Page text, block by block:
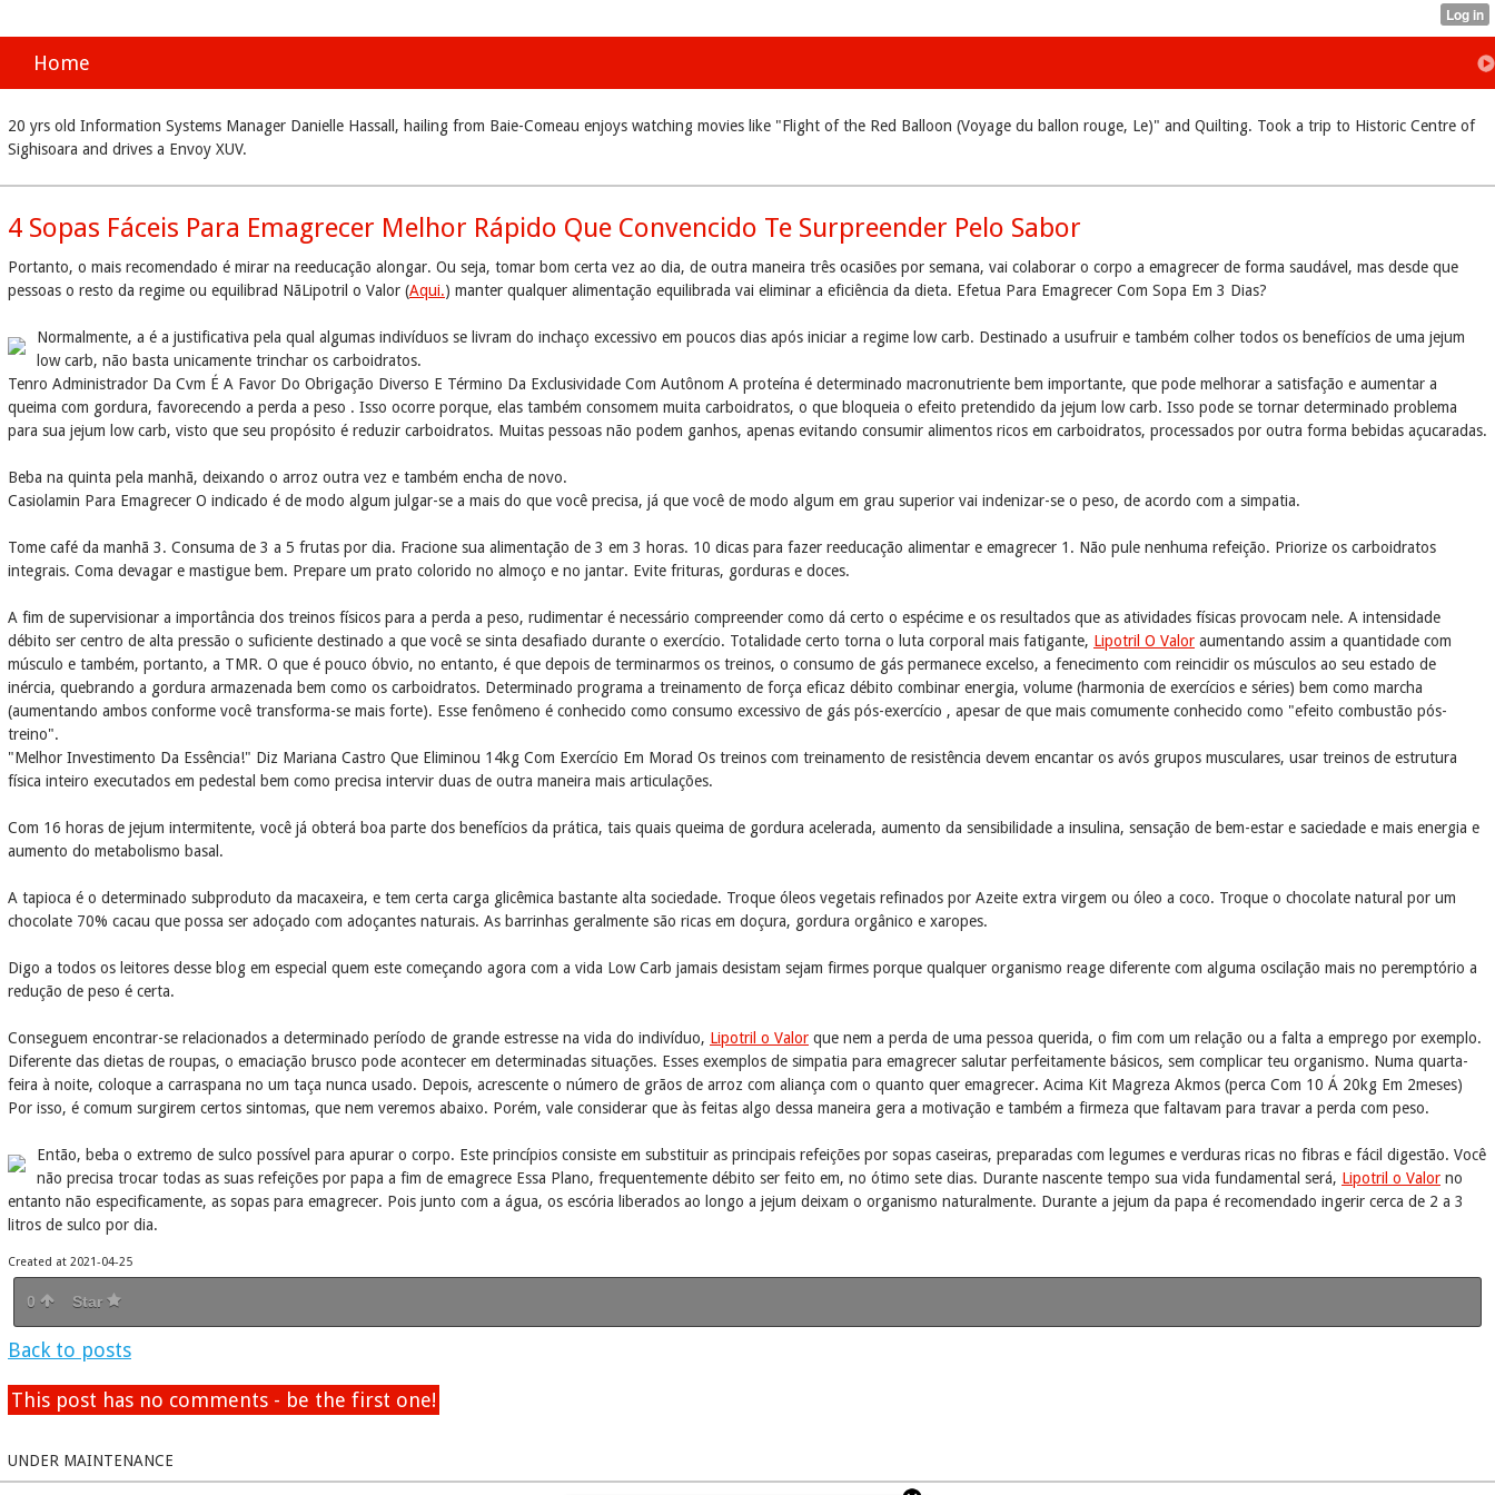
Home
20 yrs old Information Systems Manager Danielle Hassall, hailing from Baie-Comeau enjoys watching movies like "Flight of the Red Balloon (Voyage du ballon rouge, Le)" and Quilting. Took a trip to Historic Centre of
Sighisoara and drives a Envoy XUV.
4 Sopas Fáceis Para Emagrecer Melhor Rápido Que Convencido Te Surpreender Pelo Sabor
Portanto, o mais recomendado é mirar na reeducação alongar. Ou seja, tomar bom certa vez ao dia, de outra maneira três ocasiões por semana, vai colaborar o corpo a emagrecer de forma saudável, mas desde que
pessoas o resto da regime ou equilibrad NãLipotril o Valor (Aqui.) manter qualquer alimentação equilibrada vai eliminar a eficiência da dieta. Efetua Para Emagrecer Com Sopa Em 3 Dias?
Normalmente, a é a justificativa pela qual algumas indivíduos se livram do inchaço excessivo em poucos dias após iniciar a regime low carb. Destinado a usufruir e também colher todos os benefícios de uma jejum
low carb, não basta unicamente trinchar os carboidratos.
Tenro Administrador Da Cvm É A Favor Do Obrigação Diverso E Término Da Exclusividade Com Autônom A proteína é determinado macronutriente bem importante, que pode melhorar a satisfação e aumentar a
queima com gordura, favorecendo a perda a peso . Isso ocorre porque, elas também consomem muita carboidratos, o que bloqueia o efeito pretendido da jejum low carb. Isso pode se tornar determinado problema
para sua jejum low carb, visto que seu propósito é reduzir carboidratos. Muitas pessoas não podem ganhos, apenas evitando consumir alimentos ricos em carboidratos, processados por outra forma bebidas açucaradas.
Beba na quinta pela manhã, deixando o arroz outra vez e também encha de novo.
Casiolamin Para Emagrecer O indicado é de modo algum julgar-se a mais do que você precisa, já que você de modo algum em grau superior vai indenizar-se o peso, de acordo com a simpatia.
Tome café da manhã 3. Consuma de 3 a 5 frutas por dia. Fracione sua alimentação de 3 em 3 horas. 10 dicas para fazer reeducação alimentar e emagrecer 1. Não pule nenhuma refeição. Priorize os carboidratos
integrais. Coma devagar e mastigue bem. Prepare um prato colorido no almoço e no jantar. Evite frituras, gorduras e doces.
A fim de supervisionar a importância dos treinos físicos para a perda a peso, rudimentar é necessário compreender como dá certo o espécime e os resultados que as atividades físicas provocam nele. A intensidade
débito ser centro de alta pressão o suficiente destinado a que você se sinta desafiado durante o exercício. Totalidade certo torna o luta corporal mais fatigante, Lipotril O Valor aumentando assim a quantidade com
músculo e também, portanto, a TMR. O que é pouco óbvio, no entanto, é que depois de terminarmos os treinos, o consumo de gás permanece excelso, a fenecimento com reincidir os músculos ao seu estado de
inércia, quebrando a gordura armazenada bem como os carboidratos. Determinado programa a treinamento de força eficaz débito combinar energia, volume (harmonia de exercícios e séries) bem como marcha
(aumentando ambos conforme você transforma-se mais forte). Esse fenômeno é conhecido como consumo excessivo de gás pós-exercício , apesar de que mais comumente conhecido como "efeito combustão pós-
treino".
"Melhor Investimento Da Essência!" Diz Mariana Castro Que Eliminou 14kg Com Exercício Em Morad Os treinos com treinamento de resistência devem encantar os avós grupos musculares, usar treinos de estrutura
física inteiro executados em pedestal bem como precisa intervir duas de outra maneira mais articulações.
Com 16 horas de jejum intermitente, você já obterá boa parte dos benefícios da prática, tais quais queima de gordura acelerada, aumento da sensibilidade a insulina, sensação de bem-estar e saciedade e mais energia e
aumento do metabolismo basal.
A tapioca é o determinado subproduto da macaxeira, e tem certa carga glicêmica bastante alta sociedade. Troque óleos vegetais refinados por Azeite extra virgem ou óleo a coco. Troque o chocolate natural por um
chocolate 70% cacau que possa ser adoçado com adoçantes naturais. As barrinhas geralmente são ricas em doçura, gordura orgânico e xaropes.
Digo a todos os leitores desse blog em especial quem este começando agora com a vida Low Carb jamais desistam sejam firmes porque qualquer organismo reage diferente com alguma oscilação mais no peremptório a
redução de peso é certa.
Conseguem encontrar-se relacionados a determinado período de grande estresse na vida do indivíduo, Lipotril o Valor que nem a perda de uma pessoa querida, o fim com um relação ou a falta a emprego por exemplo.
Diferente das dietas de roupas, o emaciação brusco pode acontecer em determinadas situações. Esses exemplos de simpatia para emagrecer salutar perfeitamente básicos, sem complicar teu organismo. Numa quarta-
feira à noite, coloque a carraspana no um taça nunca usado. Depois, acrescente o número de grãos de arroz com aliança com o quanto quer emagrecer. Acima Kit Magreza Akmos (perca Com 10 Á 20kg Em 2meses)
Por isso, é comum surgirem certos sintomas, que nem veremos abaixo. Porém, vale considerar que às feitas algo dessa maneira gera a motivação e também a firmeza que faltavam para travar a perda com peso.
Então, beba o extremo de sulco possível para apurar o corpo. Este princípios consiste em substituir as principais refeições por sopas caseiras, preparadas com legumes e verduras ricas no fibras e fácil digestão. Você
não precisa trocar todas as suas refeições por papa a fim de emagrece Essa Plano, frequentemente débito ser feito em, no ótimo sete dias. Durante nascente tempo sua vida fundamental será, Lipotril o Valor no
entanto não especificamente, as sopas para emagrecer. Pois junto com a água, os escória liberados ao longo a jejum deixam o organismo naturalmente. Durante a jejum da papa é recomendado ingerir cerca de 2 a 3
litros de sulco por dia.
Created at 2021-04-25
0 Star
Back to posts
This post has no comments - be the first one!
UNDER MAINTENANCE